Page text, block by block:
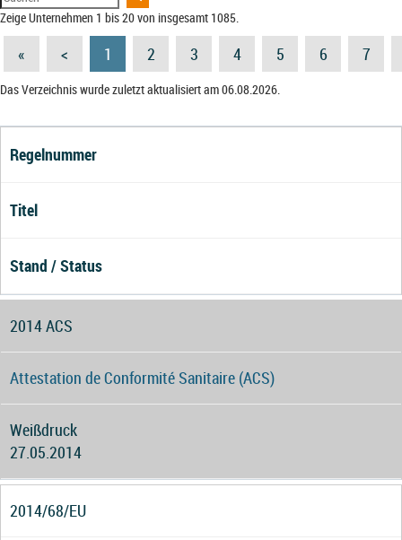
Zeige Unternehmen 1 bis 20 von insgesamt 1085.
« < 1 2 3 4 5 6 7
Das Verzeichnis wurde zuletzt aktualisiert am 06.08.2026.
Regelnummer
Titel
Stand / Status
2014 ACS
Attestation de Conformité Sanitaire (ACS)
Weißdruck
27.05.2014
2014/68/EU